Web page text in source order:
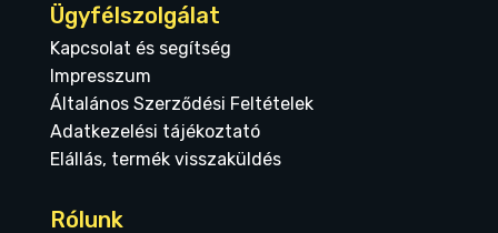
Ügyfélszolgálat
Kapcsolat és segítség
Impresszum
Általános Szerződési Feltételek
Adatkezelési tájékoztató
Elállás, termék visszaküldés
Rólunk